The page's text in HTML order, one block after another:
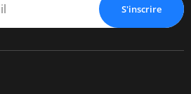
S'inscrire